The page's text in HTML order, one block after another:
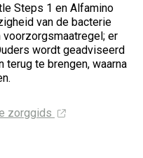
Steps 1 en Alfamino
van de bacterie
voorzorgsmaatregel; er
wordt geadviseerd
terug te brengen, waarna
zorggids